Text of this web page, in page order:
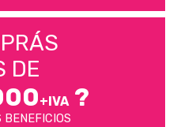
DE
+IVA?
BENEFICIOS